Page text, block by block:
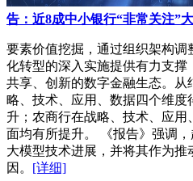
告：近8成中小银行“非常关注”
要素价值挖掘，通过组织架构调
化转型的深入实施提供有力支撑
共享、创新的数字金融生态。从
略、技术、应用、数据四个维度
升；农商行在战略、技术、应
面均有所提升。 《报告》强调
大模型技术进展，并将其作为推
因。 [详细]